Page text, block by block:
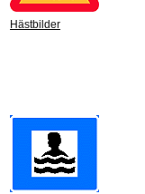
Hästbilder